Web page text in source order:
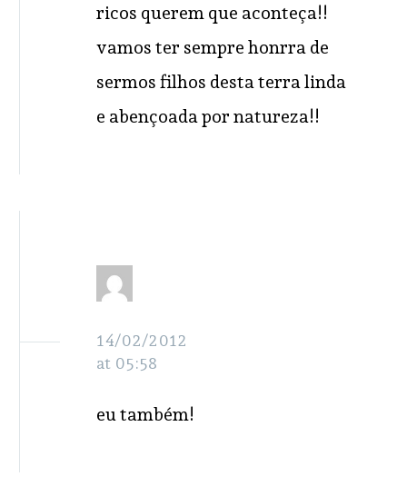
ricos querem que aconteça!!
vamos ter sempre honrra de
sermos filhos desta terra linda
e abençoada por natureza!!
14/02/2012
at 05:58
eu também!